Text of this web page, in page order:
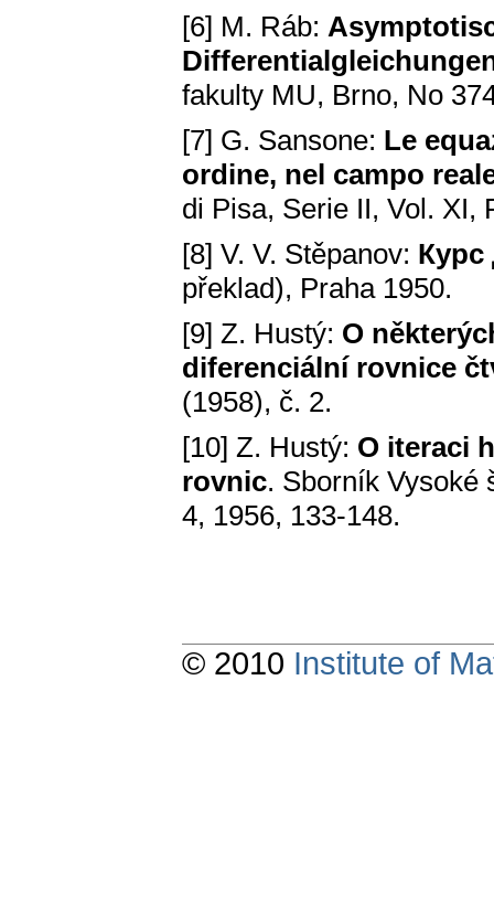
[6] M. Ráb:
fakulty MU, Brno, No
[7] G. Sansone: Le
ordine, nel campo
di Pisa, Serie II, Vol. XI,
[8] V. V. Stěpanov:
překlad), Praha 1950.
[9] Z. Hustý: O
diferenciální rovnice
(1958), č. 2.
[10] Z. Hustý: O iteraci
rovnic. Sborník Vysoké
4, 1956, 133-148.
© 2010 Institute of